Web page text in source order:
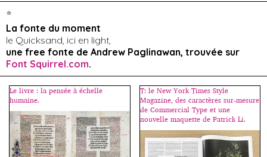
*
La fonte du moment
le Quicksand, ici en light,
une free fonte de Andrew Paglinawan, trouvée sur
Font Squirrel.com.
Le livre : la pensée à échelle
humaine.
T: le New York Times Style
Magazine, des caractères sur-mesure
de Commercial Type et une
nouvelle maquette de Patrick Li.